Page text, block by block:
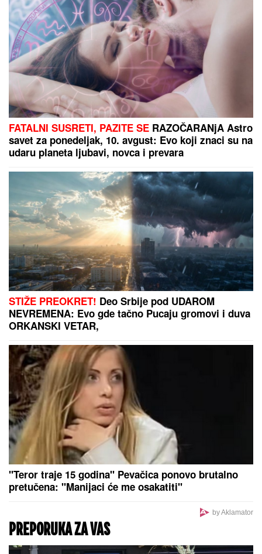
Stanojlović NE MOGU DA SE
VENČAJU U sve umešana njegova
bivša žena: "Mora da dođe u
Beograd"
(VIDEO) VELJKO I BOGDANA
KRSTARE REKOM
Brutalno izdanje
Cecine snajke nakon 3 porođaja: Oko
njih raj, a njene vitke noge
oduzimaju dah
Šta se ovo dogodilo? Potencijalni protivnik Zvezde
odigrao jednu od najluđih utakmica ikada
Satelitski snimci i danas jasno
oktrivaju tragove nekadašnjih
rovova: 110 godina nakon borbi za
Kajmakčalan
FATALNI SUSRETI, PAZITE SE
RAZOČARANjA Astro
savet za ponedeljak, 10. avgust: Evo koji znaci su na
udaru planeta ljubavi, novca i prevara